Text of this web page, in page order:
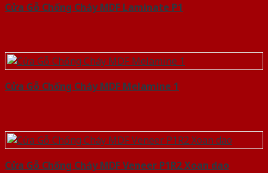
Cửa Gỗ Chống Cháy MDF Laminate P1
Cửa Gỗ Chống Cháy MDF Melamine 1
Cửa Gỗ Chống Cháy MDF Veneer P1R2 Xoan dao